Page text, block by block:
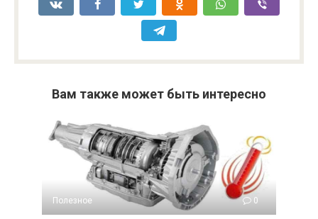
Вам также может быть интересно
Полезное 0